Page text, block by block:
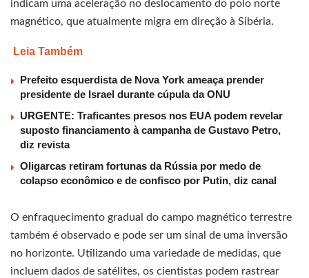
indicam uma aceleração no deslocamento do polo norte
magnético, que atualmente migra em direção à Sibéria.
Leia Também
Prefeito esquerdista de Nova York ameaça prender
presidente de Israel durante cúpula da ONU
URGENTE: Traficantes presos nos EUA podem revelar
suposto financiamento à campanha de Gustavo Petro,
diz revista
Oligarcas retiram fortunas da Rússia por medo de
colapso econômico e de confisco por Putin, diz canal
O enfraquecimento gradual do campo magnético terrestre
também é observado e pode ser um sinal de uma inversão
no horizonte. Utilizando uma variedade de medidas, que
incluem dados de satélites, os cientistas podem rastrear